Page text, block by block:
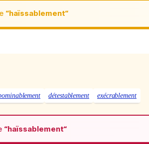
“haïssablement“
détestablement exécrablement
“haïssablement“